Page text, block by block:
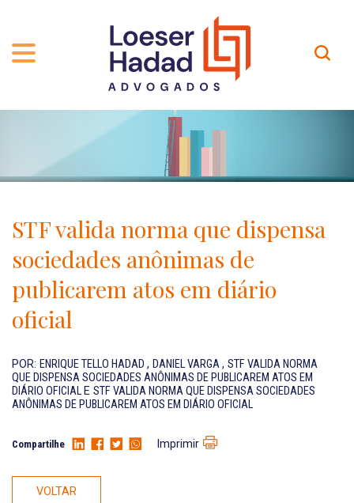
INCLUSÃO E DIVERSIDADE
PRÊMIOS
NOSSA EQUIPE
PROFISSIONAIS
CARREIRA
Contato
Localização
EN-US
STF valida norma que dispensa
sociedades anônimas de
publicarem atos em diário
oficial
POR: ENRIQUE TELLO HADAD , DANIEL VARGA, STF VALIDA NORMA
QUE DISPENSA SOCIEDADES ANÔNIMAS DE PUBLICAREM ATOS EM
DIÁRIO OFICIAL E STF VALIDA NORMA QUE DISPENSA SOCIEDADES
ANÔNIMAS DE PUBLICAREM ATOS EM DIÁRIO OFICIAL
Compartilhe Imprimir
VOLTAR